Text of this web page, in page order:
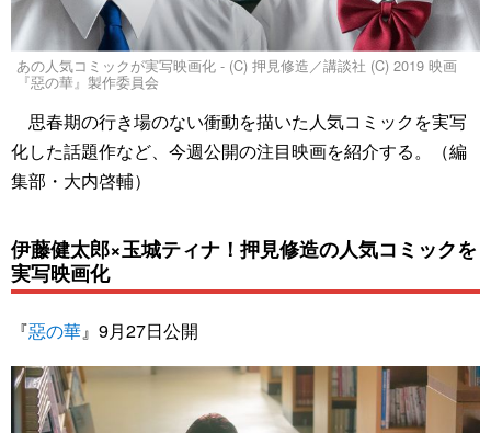
あの人気コミックが実写映画化 - (C) 押見修造／講談社 (C) 2019 映画
『惡の華』製作委員会
思春期の行き場のない衝動を描いた人気コミックを実写
化した話題作など、今週公開の注目映画を紹介する。（編
集部・大内啓輔）
伊藤健太郎×玉城ティナ！押見修造の人気コミックを
実写映画化
『惡の華』9月27日公開